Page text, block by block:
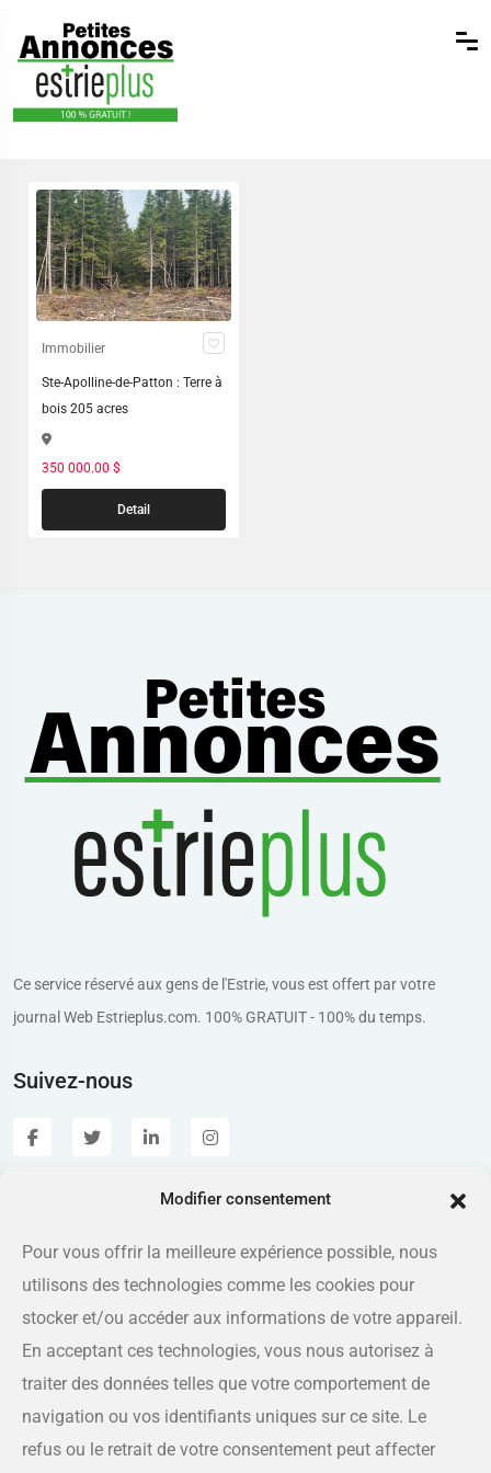
Modifier consentement
Pour vous offrir la meilleure expérience possible, nous
utilisons des technologies comme les cookies pour
stocker et/ou accéder aux informations de votre appareil.
En acceptant ces technologies, vous nous autorisez à
traiter des données telles que votre comportement de
navigation ou vos identifiants uniques sur ce site. Le
refus ou le retrait de votre consentement peut affecter
Immobilier
Ste-Apolline-de-Patton : Terre à
bois 205 acres
350 000.00 $
Detail
Ce service réservé aux gens de l'Estrie, vous est offert par votre
journal Web Estrieplus.com. 100% GRATUIT - 100% du temps.
Suivez-nous
Adresse
175 rue Queen, Sherbrooke QC J1L 1K1
Téléphone
819-566-8810